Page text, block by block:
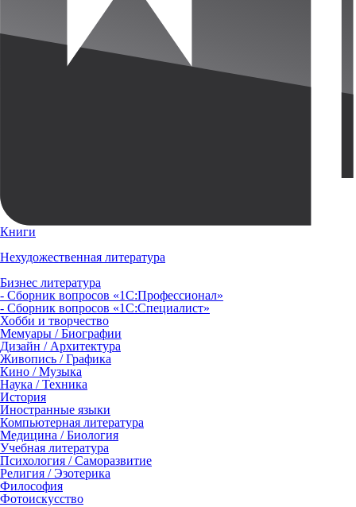
Книги
Нехудожественная литература
Бизнес литература
- Сборник вопросов «1С:Профессионал»
- Сборник вопросов «1С:Специалист»
Хобби и творчество
Мемуары / Биографии
Дизайн / Архитектура
Живопись / Графика
Кино / Музыка
Наука / Техника
История
Иностранные языки
Компьютерная литература
Медицина / Биология
Учебная литература
Психология / Саморазвитие
Религия / Эзотерика
Философия
Фотоискусство